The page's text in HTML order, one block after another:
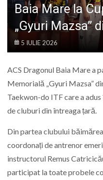
Baia Mare la
„Gyuri Mazsa”
5 IULIE 2026
ACS Dragonul Baia Mare a
Memorială „Gyuri Mazsa”
Taekwon-do ITF care a
de cluburi din întreaga țară.
Din partea clubului
coordonați de antrenor
instructorul Remus
participat la toate probele